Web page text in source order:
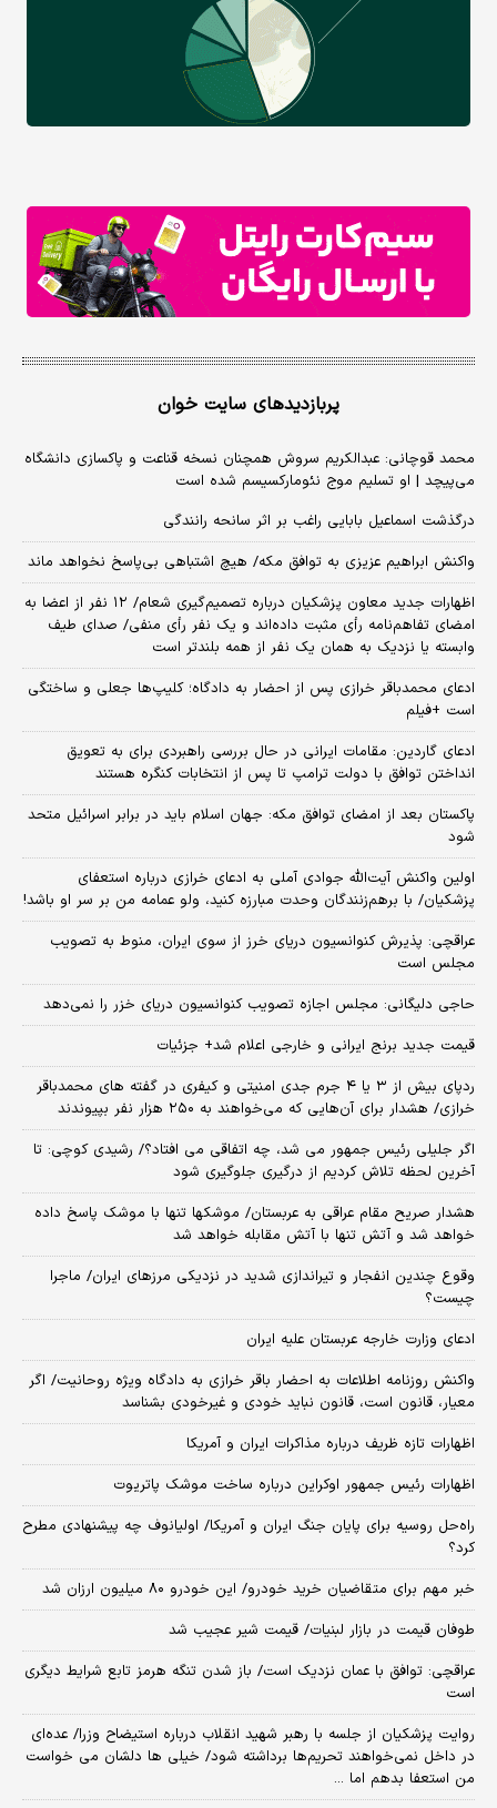
پربازدیدهای سایت خوان
محمد قوچانی: عبدالکریم سروش همچنان نسخه قناعت و پاکسازی دانشگاه
می‌پیچد | او تسلیم موج نئومارکسیسم شده است
درگذشت اسماعیل بابایی راغب بر اثر سانحه رانندگی
واکنش ابراهیم عزیزی به توافق مکه/ هیچ اشتباهی بی‌پاسخ نخواهد ماند
اظهارات جدید معاون پزشکیان درباره تصمیم‌گیری شعام/ ۱۲ نفر از اعضا به
امضای تفاهم‌نامه رأی مثبت داده‌اند و یک نفر رأی منفی/ صدای طیف
وابسته یا نزدیک به همان یک نفر از همه بلندتر است
ادعای محمدباقر خرازی پس از احضار به دادگاه؛ کلیپ‌ها جعلی و ساختگی
است +فیلم
ادعای گاردین: مقامات ایرانی در حال بررسی راهبردی برای به تعویق
انداختن توافق با دولت ترامپ تا پس از انتخابات کنگره هستند
پاکستان بعد از امضای توافق مکه: جهان اسلام باید در برابر اسرائیل متحد
شود
اولین واکنش آیت‌الله جوادی آملی به ادعای خرازی درباره استعفای
پزشکیان/ با برهم‌زنندگان وحدت مبارزه کنید، ولو عمامه من بر سر او باشد!
عراقچی: پذیرش کنوانسیون دریای خرز از سوی ایران، منوط به تصویب
مجلس است
حاجی دلیگانی: مجلس اجازه تصویب کنوانسیون دریای خزر را نمی‌دهد
قیمت جدید برنج ایرانی و خارجی اعلام شد+ جزئیات
ردپای بیش از ۳ یا ۴ جرم جدی امنیتی و کیفری در گفته های محمدباقر
خرازی/ هشدار برای آن‌هایی که می‌خواهند به ۲۵۰ هزار نفر بپیوندند
اگر جلیلی رئیس جمهور می شد، چه اتفاقی می افتاد؟/ رشیدی کوچی: تا
آخرین لحظه تلاش کردیم از درگیری جلوگیری شود
هشدار صریح مقام عراقی به عربستان/ موشکها تنها با موشک پاسخ داده
خواهد شد و آتش تنها با آتش مقابله خواهد شد
وقوع چندین انفجار و تیراندازی شدید در نزدیکی مرز‌های ایران/ ماجرا
چیست؟
ادعای وزارت خارجه عربستان علیه ایران
واکنش روزنامه اطلاعات به احضار باقر خرازی به دادگاه ویژه روحانیت/ اگر
معیار، قانون است، قانون نباید خودی و غیرخودی بشناسد
اظهارات تازه ظریف درباره مذاکرات ایران و آمریکا
اظهارات رئیس جمهور اوکراین درباره ساخت موشک پاتریوت
راه‌حل روسیه برای پایان جنگ ایران و آمریکا/ اولیانوف چه پیشنهادی مطرح
کرد؟
خبر مهم برای متقاضیان خرید خودرو/ این خودرو ۸۰ میلیون ارزان شد
طوفان قیمت در بازار لبنیات/ قیمت شیر عجیب شد
عراقچی: توافق با عمان نزدیک است/ باز شدن تنگه هرمز تابع شرایط دیگری
است
روایت پزشکیان از جلسه با رهبر شهید انقلاب درباره استیضاح وزرا/ عده‌ای
در داخل نمی‌خواهند تحریم‌ها برداشته شود/ خیلی ها دلشان می خواست
من استعفا بدهم اما ...